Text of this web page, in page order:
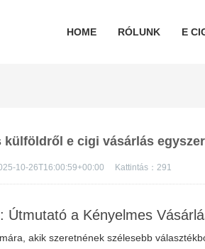
HOME RÓLUNK E
e cigi vásárlás
10-26T16:00:59+00:00 Kattintás：291
: Útmutató a Kényelmes
akik szeretnének szélesebb